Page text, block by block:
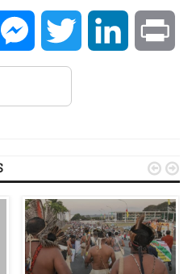
MessengerTwitter LinkedIn
 